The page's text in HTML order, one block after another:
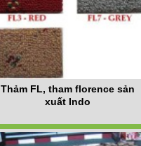
Thảm FL, tham florence sản
xuất Indo